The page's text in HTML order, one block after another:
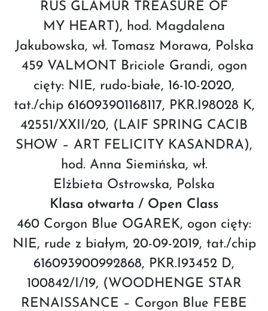
RUS GLAMUR TREASURE OF
MY HEART), hod. Magdalena
Jakubowska, wł. Tomasz Morawa, Polska
459 VALMONT Briciole Grandi, ogon
cięty: NIE, rudo-białe, 16-10-2020,
tat./chip 616093901168117, PKR.I98028 K,
42551/XXII/20, (LAIF SPRING CACIB
SHOW – ART FELICITY KASANDRA),
hod. Anna Siemińska, wł.
Elżbieta Ostrowska, Polska
Klasa otwarta / Open Class
460 Corgon Blue OGAREK, ogon cięty:
NIE, rude z białym, 20-09-2019, tat./chip
616093900992868, PKR.I93452 D,
100842/I/19, (WOODHENGE STAR
RENAISSANCE – Corgon Blue FEBE